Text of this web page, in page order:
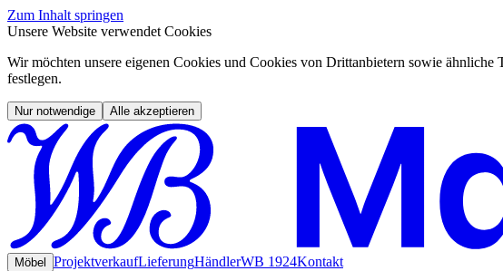
Zum Inhalt springen
Unsere Website verwendet Cookies
Wir möchten unsere eigenen Cookies und Cookies von Drittanbietern sowie
festlegen.
Nur notwendige Alle akzeptieren
Möbel ProjektverkaufLieferungHändlerWB 1924Kontakt